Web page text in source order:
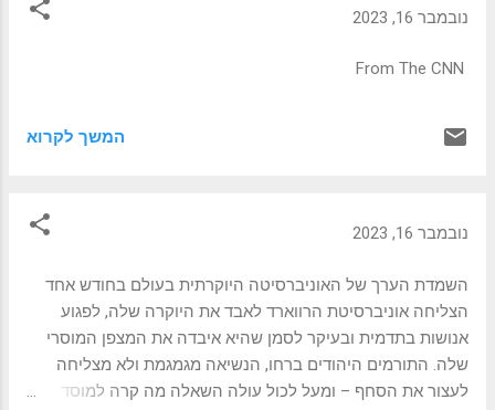
נובמבר 16, 2023
המשך לקרוא
נובמבר 16, 2023
השמדת הערך של האוניברסיטה היוקרתית בעולם בחודש אחד
הצליחה אוניברסיטת הרווארד לאבד את היוקרה שלה, לפגוע
אנושות בתדמית ובעיקר לסמן שהיא איבדה את המצפן המוסרי
שלה. התורמים היהודים ברחו, הנשיאה מגמגמת ולא מצליחה
לעצור את הסחף – ומעל לכול עולה השאלה מה קרה למוסד